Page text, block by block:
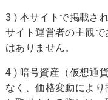
3 ) 本サイトで掲載さ
サイト運営者の主観
はありません。
4 ) 暗号資産（仮想通
なく、価格変動により